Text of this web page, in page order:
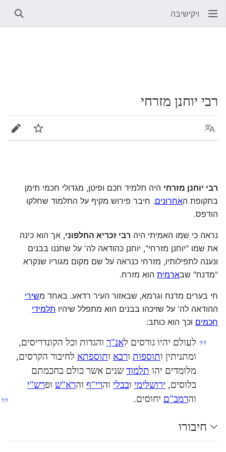
ויקישיבה
רבי יוחנן מזרחי
שפה מעקב
רבי יוחנן מזרחיהיה תלמיד חכם ופיטן, מגדולי חכמי תימן
בתקופת האחרונים. חיבר פירוש מקיף על התלמוד שחלקו
הודפס.
נראה כי שמו האמיתי היה רבי זכריא החלפוני, אך הוא כינה
את שמו "יוחנן מזרחי", יוחנן כהודאה לה' על שחננו בבנים
ונענה לתפילותיו, מזרחי כנראה על שם מקום מגוריו שנקרא
"מדנח" שבארמיתהוא מזרח.
חי בערים מדנח וגרמא, שבאזור העיר רדאע. באחד משירי
ההודאה לה' על שזיכהו בבנים הוא מתפלל שיהיו תלמידי
חכמיםוכך הוא כותב:
לעולם יהיו גורסים לאנ"ךוהגדות וכל הקונדריסים,
ומתניתין ותוספותורבאותוספתאלחיבור הקרסים,
מלומדים יהו תלמודשנים אשר כולם בחכמתם
בלוסים, ירושלימיובבליוהרי"ףוהרא"שופרש"י
והרמב"םיחוסים.
חיבורו